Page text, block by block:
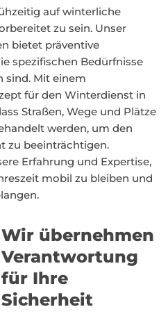
auf winterliche
zu sein. Unser
bietet präventive
spezifischen Bedürfnisse
sind. Mit einem
für den Winterdienst in
Straßen, Wege und Plätze
werden, um den
zu beeinträchtigen.
Erfahrung und Expertise,
mobil zu bleiben und
Wir übernehmen
Verantwortung
für Ihre
Sicherheit